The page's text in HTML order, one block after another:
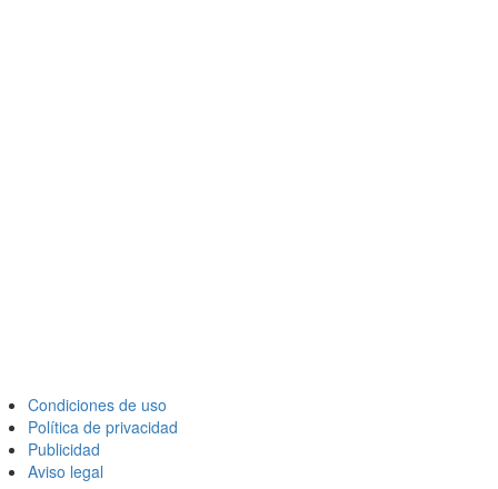
Condiciones de uso
Política de privacidad
Publicidad
Aviso legal